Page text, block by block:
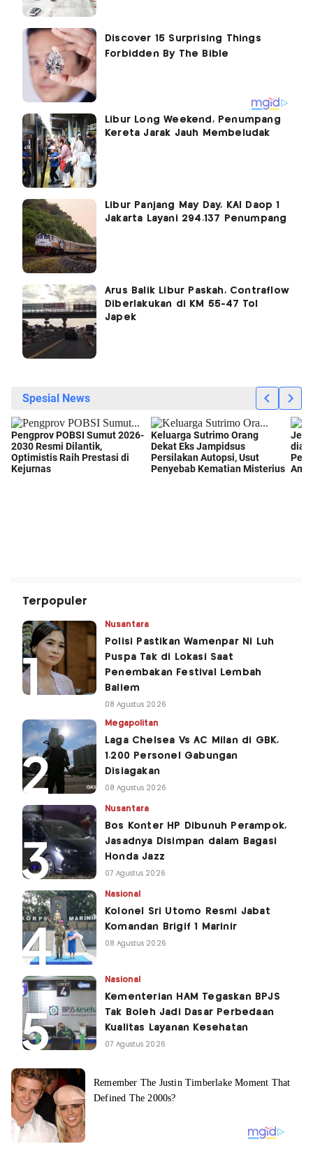
Libur Long Weekend, Penumpang
Kereta Jarak Jauh Membeludak
Libur Panjang May Day, KAI Daop 1
Jakarta Layani 294.137 Penumpang
Arus Balik Libur Paskah, Contraflow
Diberlakukan di KM 55-47 Tol
Japek
Terpopuler
Nusantara
Polisi Pastikan Wamenpar Ni Luh
Puspa Tak di Lokasi Saat
Penembakan Festival Lembah
Baliem
08 Agustus 2026
Megapolitan
Laga Chelsea Vs AC Milan di GBK,
1.200 Personel Gabungan
Disiagakan
08 Agustus 2026
Nusantara
Bos Konter HP Dibunuh Perampok,
Jasadnya Disimpan dalam Bagasi
Honda Jazz
07 Agustus 2026
Nasional
Kolonel Sri Utomo Resmi Jabat
Komandan Brigif 1 Marinir
08 Agustus 2026
Nasional
Kementerian HAM Tegaskan BPJS
Tak Boleh Jadi Dasar Perbedaan
Kualitas Layanan Kesehatan
07 Agustus 2026